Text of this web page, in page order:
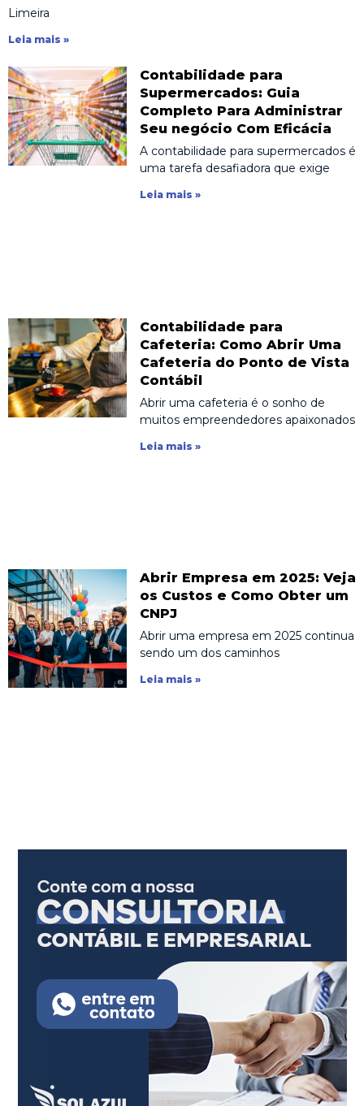
Limeira
Leia mais »
Contabilidade para
Supermercados: Guia
Completo Para Administrar
Seu negócio Com Eficácia
A contabilidade para supermercados é
uma tarefa desafiadora que exige
Leia mais »
Contabilidade para
Cafeteria: Como Abrir Uma
Cafeteria do Ponto de Vista
Contábil
Abrir uma cafeteria é o sonho de
muitos empreendedores apaixonados
Leia mais »
Abrir Empresa em 2025: Veja
os Custos e Como Obter um
CNPJ
Abrir uma empresa em 2025 continua
sendo um dos caminhos
Leia mais »